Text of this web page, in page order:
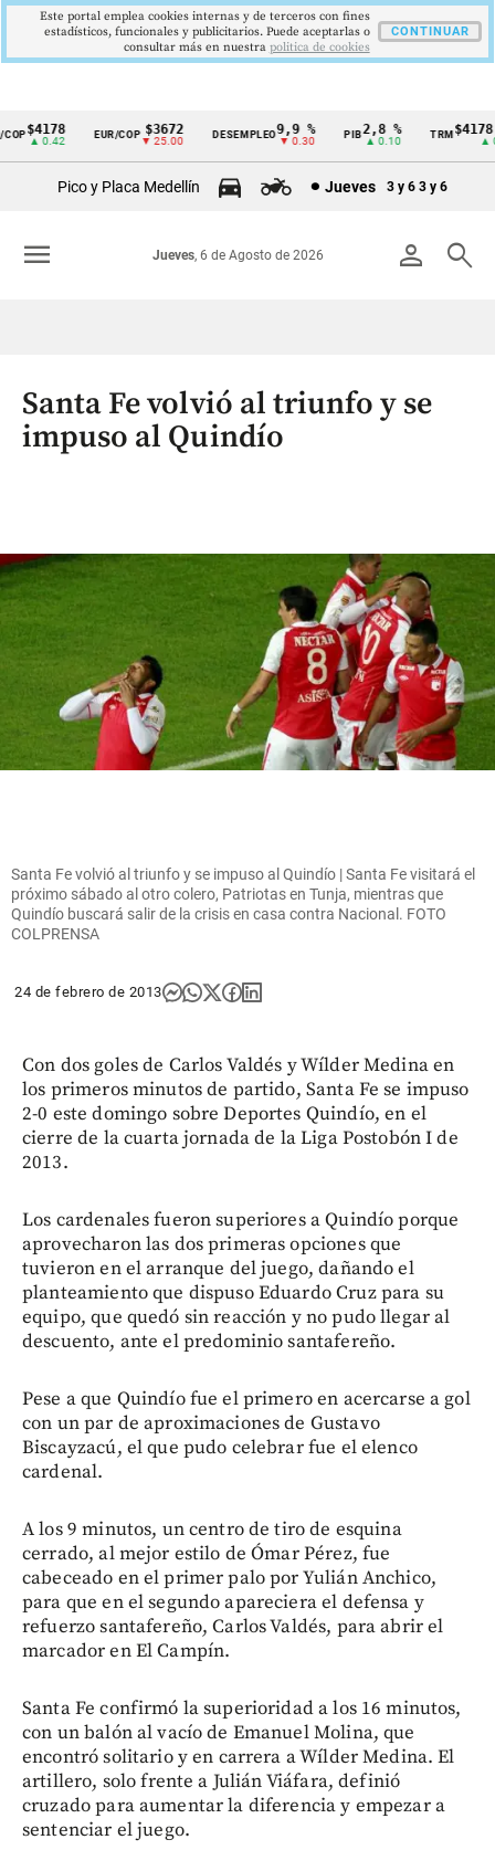
Cintillo
Colombia
$4178
▲ 0.42
EUR/COP $3672
▼ 25.00
DESEMPLEO 9,9 %
▼ 0.30
2,8 %
▲ 0.10
TRM
▲
Pico y Placa Medellín Jueves 3 y 6 3 y 6
person search
Jueves, 6 de Agosto de 2026
menu
Santa Fe volvió al triunfo y se
impuso al Quindío
Santa Fe volvió al triunfo y se impuso al Quindío | Santa Fe visitará el
próximo sábado al otro colero, Patriotas en Tunja, mientras que
Quindío buscará salir de la crisis en casa contra Nacional. FOTO
COLPRENSA
24 de febrero de 2013
Con dos goles de Carlos Valdés y Wílder Medina en
los primeros minutos de partido, Santa Fe se impuso
2-0 este domingo sobre Deportes Quindío, en el
cierre de la cuarta jornada de la Liga Postobón I de
2013.
Los cardenales fueron superiores a Quindío porque
aprovecharon las dos primeras opciones que
tuvieron en el arranque del juego, dañando el
planteamiento que dispuso Eduardo Cruz para su
equipo, que quedó sin reacción y no pudo llegar al
descuento, ante el predominio santafereño.
Pese a que Quindío fue el primero en acercarse a gol
con un par de aproximaciones de Gustavo
Biscayzacú, el que pudo celebrar fue el elenco
cardenal.
A los 9 minutos, un centro de tiro de esquina
cerrado, al mejor estilo de Ómar Pérez, fue
cabeceado en el primer palo por Yulián Anchico,
para que en el segundo apareciera el defensa y
refuerzo santafereño, Carlos Valdés, para abrir el
marcador en El Campín.
Santa Fe confirmó la superioridad a los 16 minutos,
con un balón al vacío de Emanuel Molina, que
encontró solitario y en carrera a Wílder Medina. El
artillero, solo frente a Julián Viáfara, definió
cruzado para aumentar la diferencia y empezar a
sentenciar el juego.
Este portal emplea cookies internas y de terceros con fines
estadísticos, funcionales y publicitarios. Puede aceptarlas o
consultar más en nuestra politica de cookies
CONTINUAR